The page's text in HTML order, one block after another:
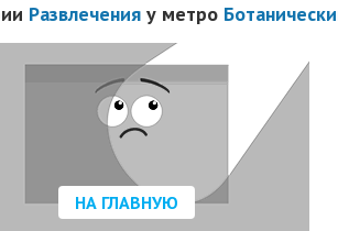
Развлеченияу метро
НА ГЛАВНУЮ